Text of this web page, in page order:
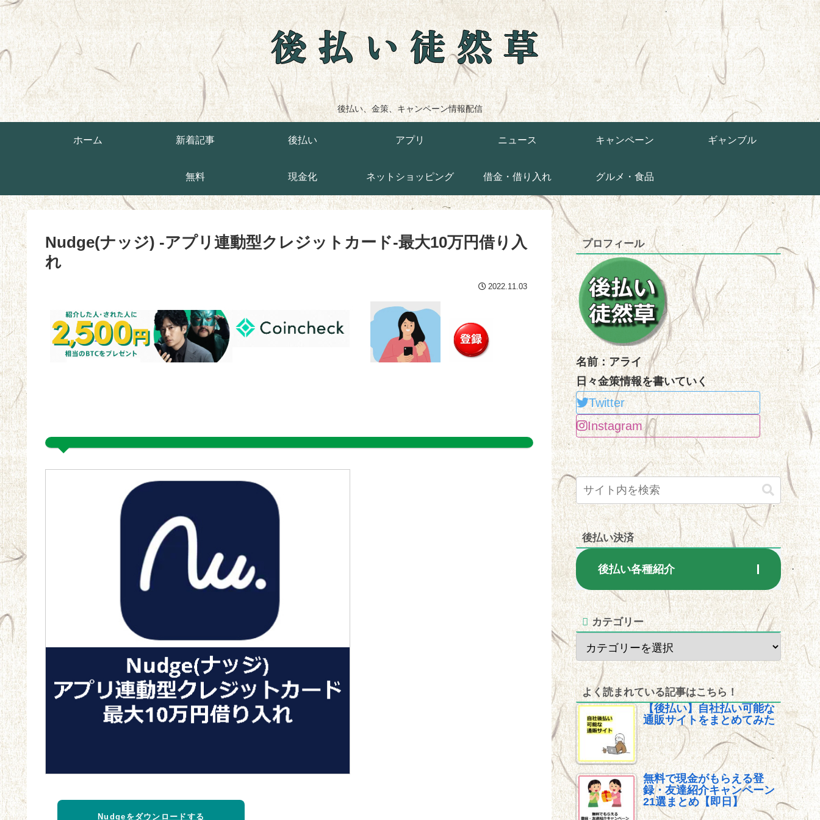
後払い徒然草
後払い、金策、キャンペーン情報配信
ホーム 新着記事 後払い アプリ ニュース キャンペーン ギャンブル
無料 現金化 ネットショッピング 借金・借り入れ グルメ・食品
Nudge(ナッジ) -アプリ連動型クレジットカード-最大10万円借り入
れ
2022.11.03
Nudgeをダウンロードする
プロフィール
名前：アライ
日々金策情報を書いていく
Twitter
Instagram
後払い決済
後払い各種紹介
カテゴリー
よく読まれている記事はこちら！
【後払い】自社払い可能な
通販サイトをまとめてみた
無料で現金がもらえる登
録・友達紹介キャンペーン
21選まとめ【即日】